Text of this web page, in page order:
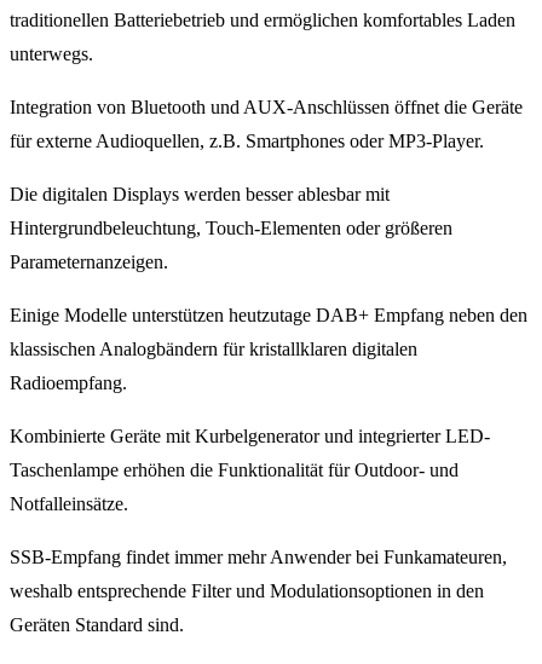
traditionellen Batteriebetrieb und ermöglichen komfortables Laden
unterwegs.
Integration von Bluetooth und AUX-Anschlüssen öffnet die Geräte
für externe Audioquellen, z.B. Smartphones oder MP3-Player.
Die digitalen Displays werden besser ablesbar mit
Hintergrundbeleuchtung, Touch-Elementen oder größeren
Parameternanzeigen.
Einige Modelle unterstützen heutzutage DAB+ Empfang neben den
klassischen Analogbändern für kristallklaren digitalen
Radioempfang.
Kombinierte Geräte mit Kurbelgenerator und integrierter LED-
Taschenlampe erhöhen die Funktionalität für Outdoor- und
Notfalleinsätze.
SSB-Empfang findet immer mehr Anwender bei Funkamateuren,
weshalb entsprechende Filter und Modulationsoptionen in den
Geräten Standard sind.